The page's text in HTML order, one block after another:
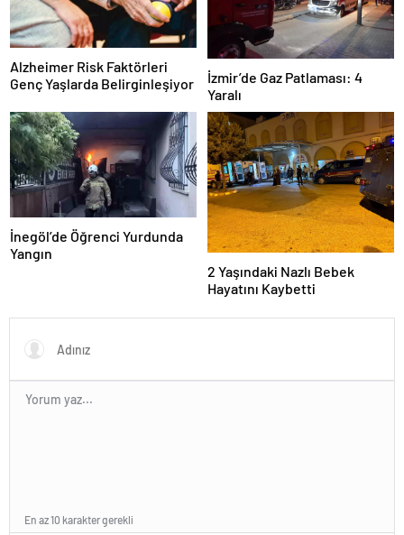
Alzheimer Risk Faktörleri
Genç Yaşlarda Belirginleşiyor
İzmir’de Gaz Patlaması: 4
Yaralı
İnegöl’de Öğrenci Yurdunda
Yangın
2 Yaşındaki Nazlı Bebek
Hayatını Kaybetti
En az 10 karakter gerekli